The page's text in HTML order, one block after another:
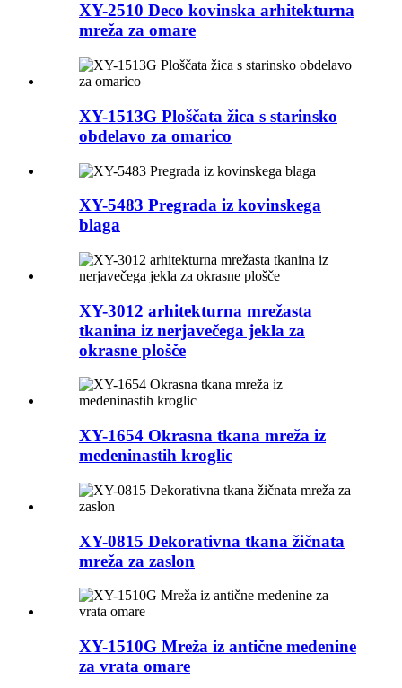
XY-2510 Deco kovinska arhitekturna
mreža za omare
XY-1513G Ploščata žica s starinsko
obdelavo za omarico
XY-5483 Pregrada iz kovinskega
blaga
XY-3012 arhitekturna mrežasta
tkanina iz nerjavečega jekla za
okrasne plošče
XY-1654 Okrasna tkana mreža iz
medeninastih kroglic
XY-0815 Dekorativna tkana žičnata
mreža za zaslon
XY-1510G Mreža iz antične medenine
za vrata omare